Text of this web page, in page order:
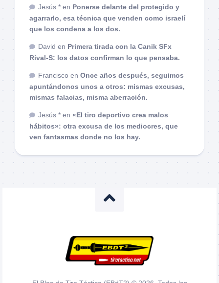
Jesús * en Ponerse delante del protegido y
agarrarlo, esa técnica que venden como israelí
que los condena a los dos.
David en Primera tirada con la Canik SFx
Rival-S: los datos confirman lo que pensaba.
Francisco en Once años después, seguimos
apuntándonos unos a otros: mismas excusas,
mismas falacias, misma aberración.
Jesús * en «El tiro deportivo crea malos
hábitos»: otra excusa de los mediocres, que
ven fantasmas donde no los hay.